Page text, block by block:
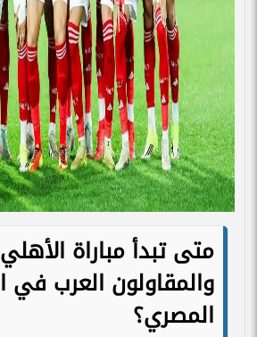
متى تبدأ مباراة الأهلي
والمقاولون العرب في
المصري؟